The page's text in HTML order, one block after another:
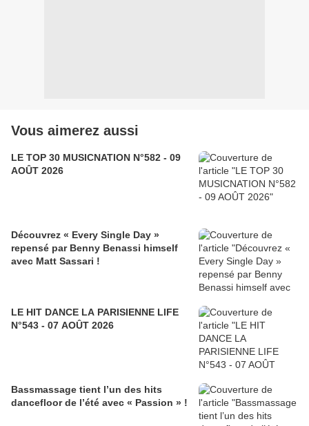
Vous aimerez aussi
LE TOP 30 MUSICNATION N°582 - 09
AOÛT 2026
Découvrez « Every Single Day »
repensé par Benny Benassi himself
avec Matt Sassari !
LE HIT DANCE LA PARISIENNE LIFE
N°543 - 07 AOÛT 2026
Bassmassage tient l’un des hits
dancefloor de l’été avec « Passion » !